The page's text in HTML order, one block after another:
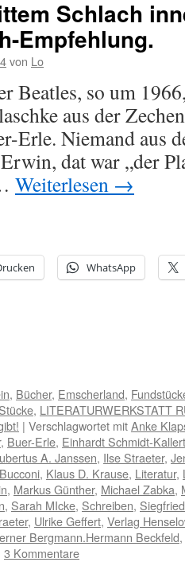
Schlach
Empfehlung.
von Lo
Beatles, so um
aus der
Erle. Niemand aus
dat war „der
Weiterlesen →
WhatsApp
, Bücher, Emscherland,
, LITERATURWERKSTATT
| Verschlagwortet mitAnke
, Buer-Erle, Einhardt Schmidt-Kallert
A. Janssen, Ilse Straeter,
, Klaus D. Krause, Literatur,
, Markus Günther, Michael Zabka,
, Sarah MIcke, Schreiben,
, Ulrike Geffert, Verlag
Bergmann.Hermann Beckfeld,
3 Kommentare